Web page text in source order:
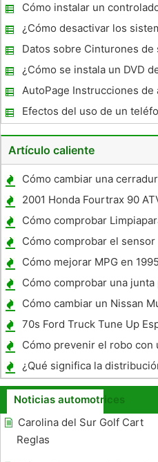
Cómo instalar un
eléctrico
¿Cómo desactivar los
seguridad para extracción
Datos sobre Cinturones de
¿Cómo se instala un DVD
un Lexus RH400 ?
AutoPage Instrucciones de
Efectos del uso de un
mientras se conduce
Artículo caliente
Cómo cambiar una
automático
2001 Honda Fourtrax 90
Especificaciones
Cómo comprobar
Cómo comprobar el
temperatura en un Chrysler
Motor 1997
Cómo mejorar MPG en
Cómo comprobar una
soplada en un coche
Cómo cambiar un Nissan
de batería
70s Ford Truck Tune Up
Cómo prevenir el robo con
de puerta automática
¿Qué significa la
remolques?
Noticias automotrices
Carolina del Sur Golf Cart
Reglas